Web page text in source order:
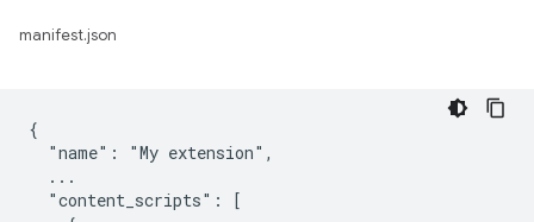
manifest.json
{
  "name": "My extension",
  ...
  "content_scripts": [